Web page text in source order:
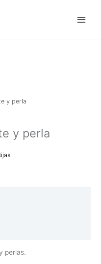
y perla
y perla
perlas.